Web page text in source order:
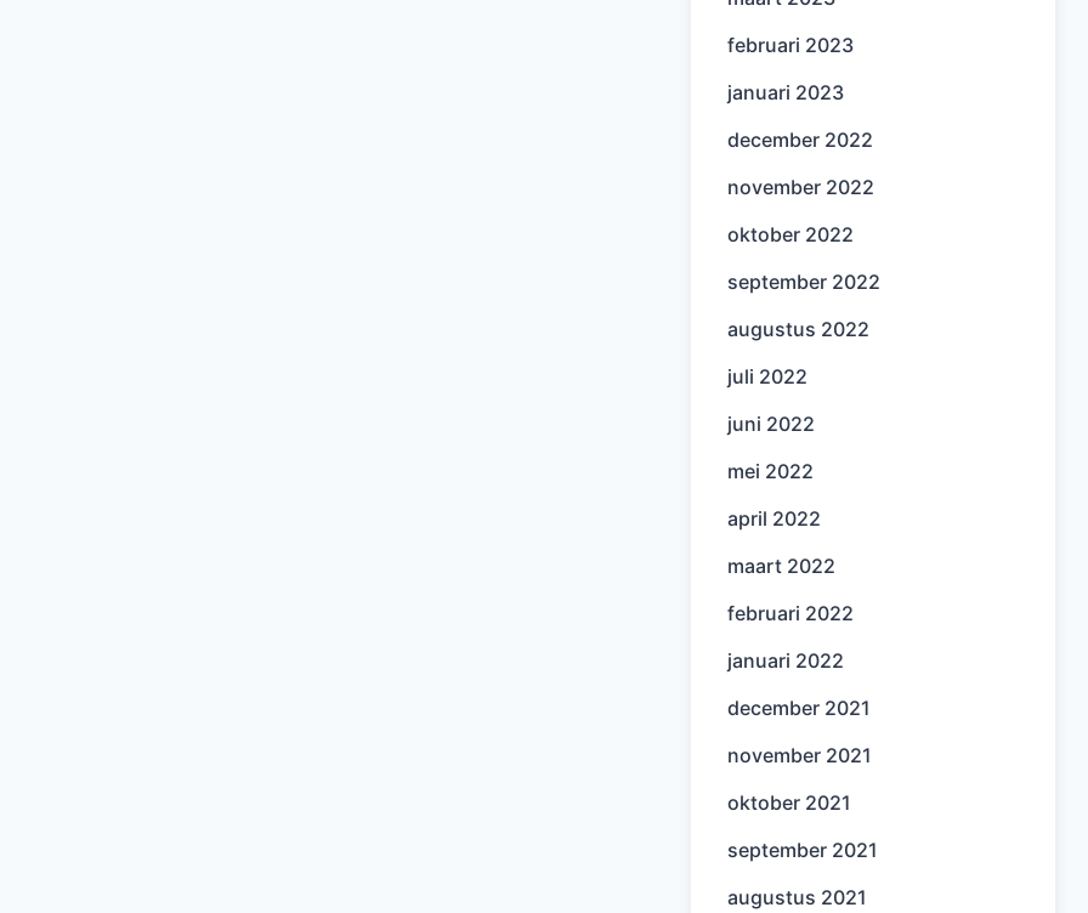
februari 2023
januari 2023
december 2022
november 2022
oktober 2022
september 2022
augustus 2022
juli 2022
juni 2022
mei 2022
april 2022
maart 2022
februari 2022
januari 2022
december 2021
november 2021
oktober 2021
september 2021
augustus 2021